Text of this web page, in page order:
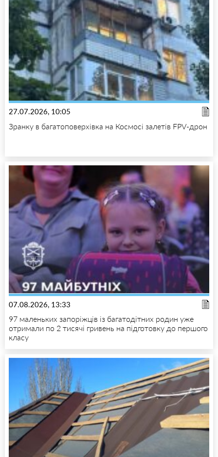
27.07.2026, 10:05
Зранку в багатоповерхівка на Космосі залетів FPV-дрон
07.08.2026, 13:33
97 маленьких запоріжців із багатодітних родин уже
отримали по 2 тисячі гривень на підготовку до першого
класу